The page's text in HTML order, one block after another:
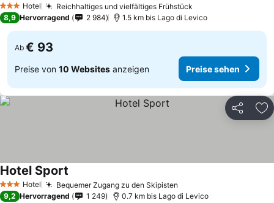
3 SterneHotel Reichhaltiges und vielfältiges Frühstück
8,9 Hervorragend 2 984 1.5 km bis Lago di Levico
Ab € 93
Preise von 10 Websites anzeigen Preise sehen
Teilen
3 SterneHotel Bequemer Zugang zu den Skipisten
Hotel Sport
9,2 Hervorragend 1 249 0.7 km bis Lago di Levico